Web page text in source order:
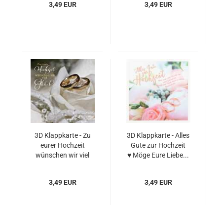
3,49 EUR 3,49 EUR
3D Klappkarte - Zu
eurer Hochzeit
wünschen wir viel
3,49 EUR
3D Klappkarte - Alles
Gute zur Hochzeit
♥ Möge Eure Liebe...
3,49 EUR